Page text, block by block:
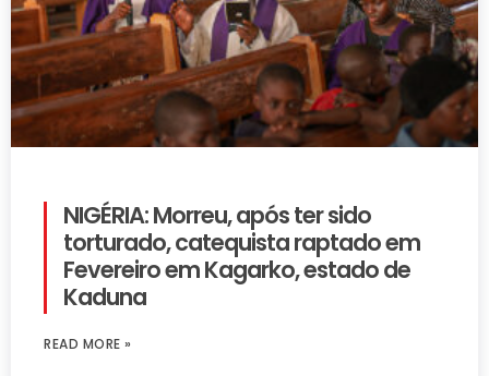
NIGÉRIA: Morreu, após ter sido
torturado, catequista raptado em
Fevereiro em Kagarko, estado de
Kaduna
READ MORE »